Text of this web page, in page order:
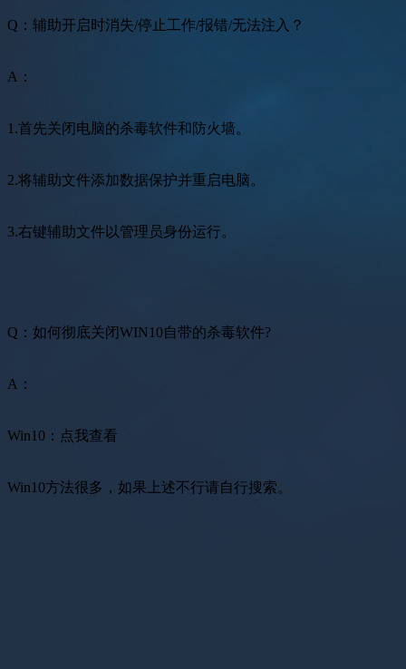
Q：辅助开启时消失/停止工作/报错/无法注入？
A：
1.首先关闭电脑的杀毒软件和防火墙。
2.将辅助文件添加数据保护并重启电脑。
3.右键辅助文件以管理员身份运行。
Q：如何彻底关闭WIN10自带的杀毒软件?
A：
Win10：点我查看
Win10方法很多，如果上述不行请自行搜索。